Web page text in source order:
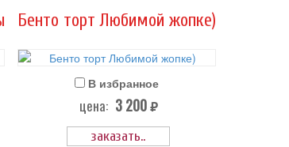
Бенто торт Любимой жопке)
В избранное
цена: 3 200 руб.
заказать..